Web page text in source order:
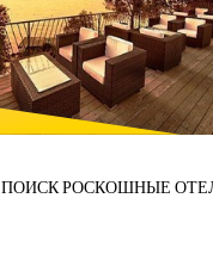
ПОИСК РОСКОШНЫЕ